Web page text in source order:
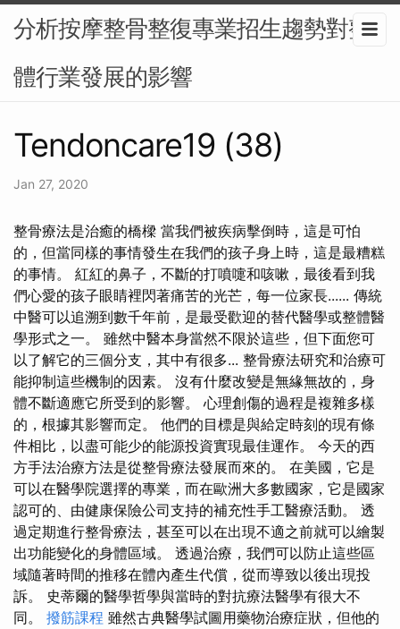
分析按摩整骨整復專業招生趨勢對整
體行業發展的影響
Tendoncare19 (38)
Jan 27, 2020
整骨療法是治癒的橋樑 當我們被疾病擊倒時，這是可怕
的，但當同樣的事情發生在我們的孩子身上時，這是最糟糕
的事情。 紅紅的鼻子，不斷的打噴嚏和咳嗽，最後看到我
們心愛的孩子眼睛裡閃著痛苦的光芒，每一位家長...... 傳統
中醫可以追溯到數千年前，是最受歡迎的替代醫學或整體醫
學形式之一。 雖然中醫本身當然不限於這些，但下面您可
以了解它的三個分支，其中有很多... 整骨療法研究和治療可
能抑制這些機制的因素。 沒有什麼改變是無緣無故的，身
體不斷適應它所受到的影響。 心理創傷的過程是複雜多樣
的，根據其影響而定。 他們的目標是與給定時刻的現有條
件相比，以盡可能少的能源投資實現最佳運作。 今天的西
方手法治療方法是從整骨療法發展而來的。 在美國，它是
可以在醫學院選擇的專業，而在歐洲大多數國家，它是國家
認可的、由健康保險公司支持的補充性手工醫療活動。 透
過定期進行整骨療法，甚至可以在出現不適之前就可以繪製
出功能變化的身體區域。 透過治療，我們可以防止這些區
域隨著時間的推移在體內產生代償，從而導致以後出現投
訴。 史蒂爾的醫學哲學與當時的對抗療法醫學有很大不
同。 撥筋課程 雖然古典醫學試圖用藥物治療症狀，但他的